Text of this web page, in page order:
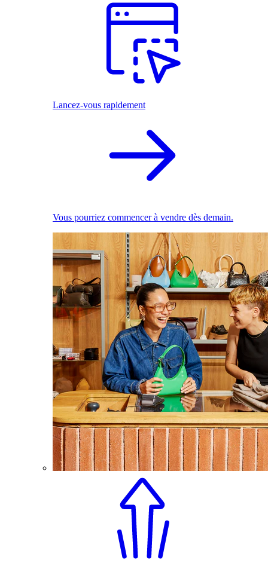
Lancez-vous rapidement
Vous pourriez commencer à vendre dès demain.